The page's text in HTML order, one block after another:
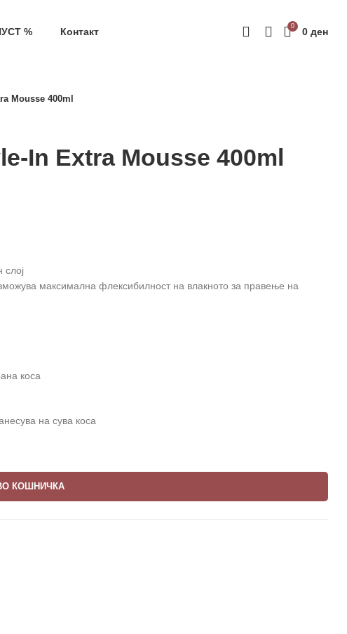
% Контакт 0 0 ден
Mousse 400ml
In Extra Mousse 400ml
слој
максимална флексибилност на влакното за правење на
коса
на сува коса
КОШНИЧКА